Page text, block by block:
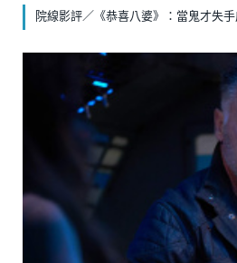
院線影評／《恭喜八婆》：當鬼才失